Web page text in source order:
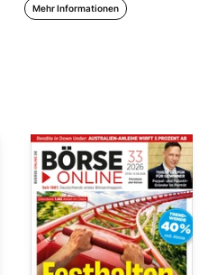
Mehr Informationen